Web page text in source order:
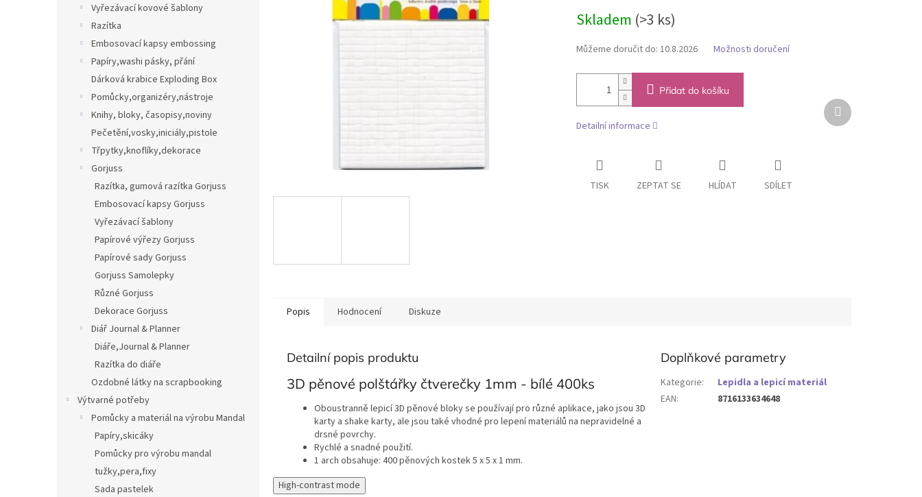
Vyřezávací kovové šablony
Razítka
Embosovací kapsy embossing
Papíry,washi pásky, přání
Dárková krabice Exploding Box
Pomůcky,organizéry,nástroje
Knihy, bloky, časopisy,noviny
Pečetění,vosky,iniciály,pistole
Třpytky,knoflíky,dekorace
Gorjuss
Razítka, gumová razítka Gorjuss
Embosovací kapsy Gorjuss
Vyřezávací šablony
Papírové výřezy Gorjuss
Papírové sady Gorjuss
Gorjuss Samolepky
Různé Gorjuss
Dekorace Gorjuss
Diář Journal & Planner
Diáře,Journal & Planner
Razítka do diáře
Ozdobné látky na scrapbooking
Výtvarné potřeby
Pomůcky a materiál na výrobu Mandal
Papíry,skicáky
Pomůcky pro výrobu mandal
tužky,pera,fixy
Sada pastelek
cena:
Skladem (>3 ks)
Můžeme doručit do: 10.8.2026 Možnosti doručení
Přidat do košíku
Detailní informace
TISK ZEPTAT SE HLÍDAT SDÍLET
Další
produkt
Popis Hodnocení Diskuze
Detailní popis produktu
3D pěnové polštářky čtverečky 1mm - bílé 400ks
Oboustranně lepicí 3D pěnové bloky se používají pro různé aplikace, jako jsou 3D
karty a shake karty, ale jsou také vhodné pro lepení materiálů na nepravidelné a
drsné povrchy.
Rychlé a snadné použití.
1 arch obsahuje: 400 pěnových kostek 5 x 5 x 1 mm.
Doplňkové parametry
Kategorie:
Lepidla a lepicí materiál
EAN: 8716133634648
High-contrast mode